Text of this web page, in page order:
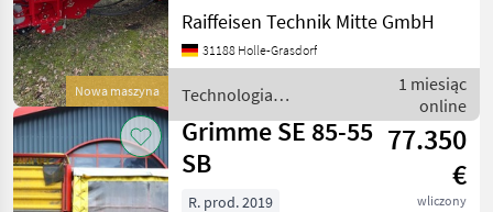
Nowa maszyna
Deichsel Kunstoff
Scharplatten Mittelschar
Verstellbar
Terminal Terradisc Hydr.
Sechs
Raiffeisen Technik Mitte GmbH
31188 Holle-Grasdorf
Technologia
ziemniaczana / Grimme
1 miesiąc
online
Grimme SE 85-55
SB
77.350
€
wliczony
R. prod. 2019